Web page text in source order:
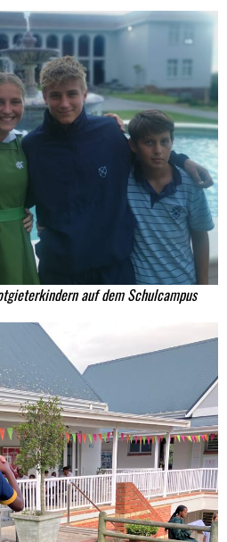
auf dem Schulcampus